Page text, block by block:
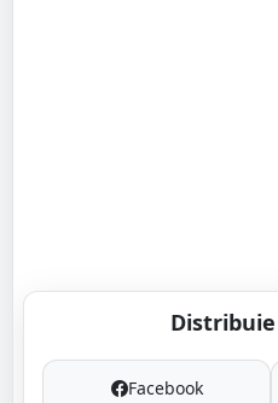
Facebook